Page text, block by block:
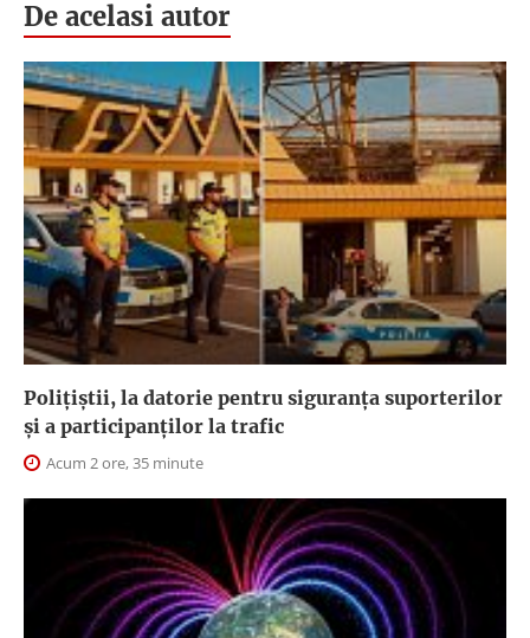
De acelasi autor
Polițiștii, la datorie pentru siguranța suporterilor
și a participanților la trafic
Acum 2 ore, 35 minute